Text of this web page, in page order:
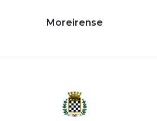
Moreirense